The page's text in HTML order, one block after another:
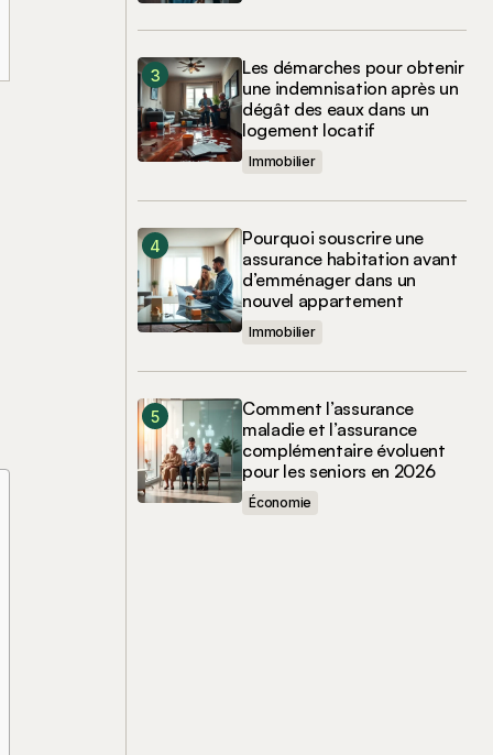
Les démarches pour obtenir
une indemnisation après un
dégât des eaux dans un
logement locatif
Immobilier
Pourquoi souscrire une
assurance habitation avant
d’emménager dans un
nouvel appartement
Immobilier
Comment l’assurance
maladie et l’assurance
complémentaire évoluent
pour les seniors en 2026
Économie